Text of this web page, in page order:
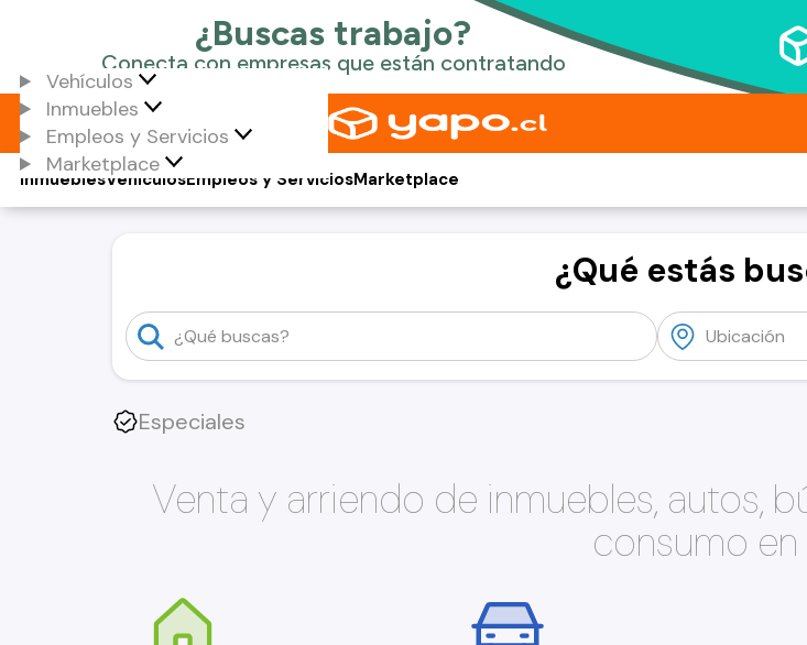
Vehículos
Inmuebles
Empleos y Servicios
Marketplace
Vehículos
Inmuebles Empleos y ServiciosMarketplace
¿Qué estás
Especiales
Venta y arriendo de inmuebles, autos,
consumo en